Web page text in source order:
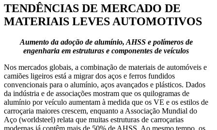
TENDÊNCIAS DE MERCADO DE
MATERIAIS LEVES AUTOMOTIVOS
Aumento da adoção de alumínio, AHSS e polímeros de
engenharia em estruturas e componentes de veículos
Nos mercados globais, a combinação de materiais de automóveis e
camiões ligeiros está a migrar dos aços e ferros fundidos
convencionais para o alumínio, aços avançados e plásticos. Dados
da indústria e de associações mostram que os quilogramas de
alumínio por veículo aumentam à medida que os VE e os estilos de
carroçaria maiores crescem, enquanto a Associação Mundial do
Aço (worldsteel) relata que muitas estruturas de carroçarias